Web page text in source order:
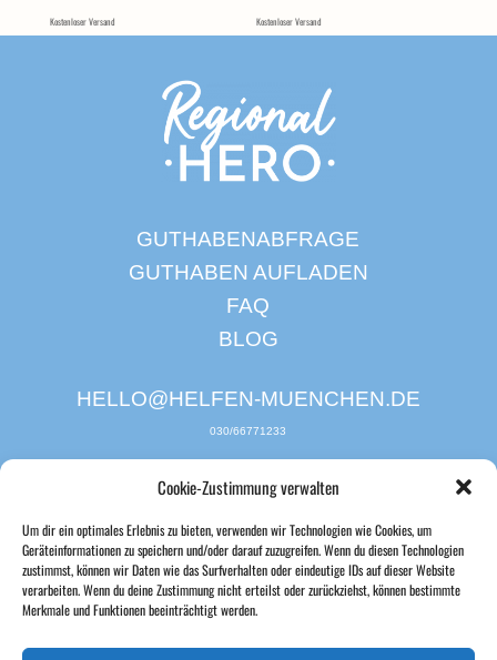
Cookie-Zustimmung verwalten
Um dir ein optimales Erlebnis zu bieten, verwenden wir Technologien wie Cookies, um
Geräteinformationen zu speichern und/oder darauf zuzugreifen. Wenn du diesen Technologien
zustimmst, können wir Daten wie das Surfverhalten oder eindeutige IDs auf dieser Website
verarbeiten. Wenn du deine Zustimmung nicht erteilst oder zurückziehst, können bestimmte
Merkmale und Funktionen beeinträchtigt werden.
Kostenloser Versand Kostenloser Versand
GUTHABENABFRAGE
GUTHABEN AUFLADEN
FAQ
BLOG
HELLO@HELFEN-MUENCHEN.DE
030/66771233